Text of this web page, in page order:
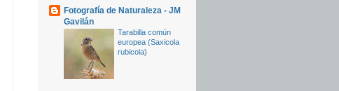
Fotografía de Naturaleza - JM
Gavilán
Tarabilla común
europea (Saxicola
rubicola)